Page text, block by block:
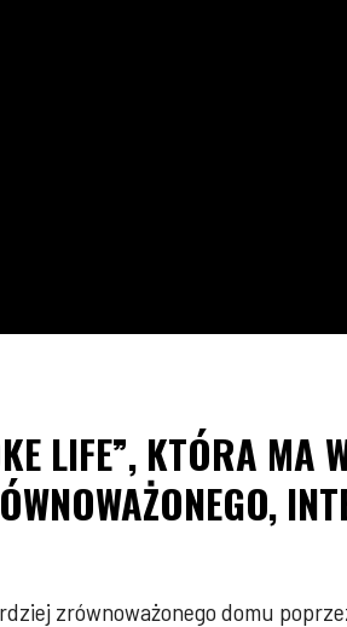
LIFE”, KTÓRA MA
zrównoważonego domu